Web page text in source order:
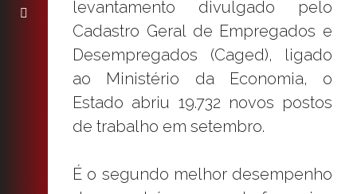
levantamento divulgado pelo
Cadastro Geral de Empregados e
Desempregados (Caged), ligado
ao Ministério da Economia, o
Estado abriu 19.732 novos postos
de trabalho em setembro.
É o segundo melhor desempenho